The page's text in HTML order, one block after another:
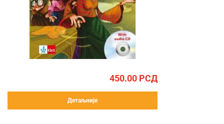
450.00 РСД
Детаљније